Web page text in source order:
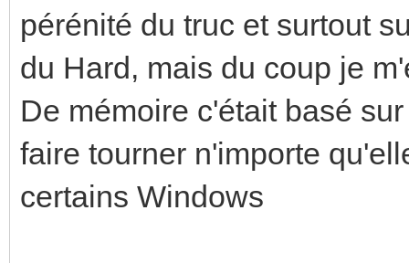
pérénité du truc et surtout
du Hard, mais du coup je
De mémoire c'était basé
faire tourner n'importe
certains Windows